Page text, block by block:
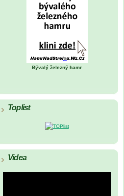
Bývalý železný hamr
Toplist
Videa